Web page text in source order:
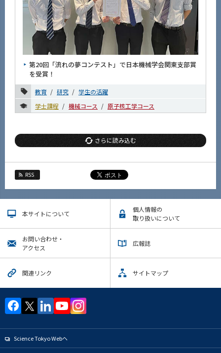
第20回「流れの夢コンテスト」で日本機械学会関東支部賞
を受賞！
教育 研究
学生の活躍
学士課程
機械コース 原子核工学コース
さらに読み込む
RSS
本サイトについて
個人情報の
取り扱いについて
お問い合わせ・
アクセス
広報誌
関連リンク サイトマップ
Science Tokyo Webヘ